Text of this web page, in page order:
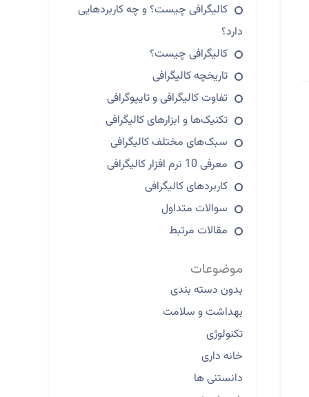
کالیگرافی چیست؟ و چه کاربردهایی
دارد؟
کالیگرافی چیست؟
تاریخچه کالیگرافی
تفاوت کالیگرافی و تایپوگرافی
تکنیک‌ها و ابزارهای کالیگرافی
سبک‌های مختلف کالیگرافی
معرفی 10 نرم افزار کالیگرافی
کاربردهای کالیگرافی
سوالات متداول
مقالات مرتبط
موضوعات
بدون دسته بندی
بهداشت و سلامت
تکنولوژی
خانه داری
دانستنی ها